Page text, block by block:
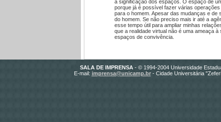
a significação dos espaços. O espaço de
porque já é possível fazer várias
para o homem. Apesar das mudanças e de
do homem. Se não preciso mais ir até a
esse tempo útil para ampliar minhas
que a realidade virtual não é uma ameaça
espaços de convivência.
SALA DE IMPRENSA- © 1994-2004 Universidade
E-mail: imprensa@unicamp.br- Cidade Universitária